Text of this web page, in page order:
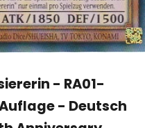
- RA01-
Auflage - Deutsch